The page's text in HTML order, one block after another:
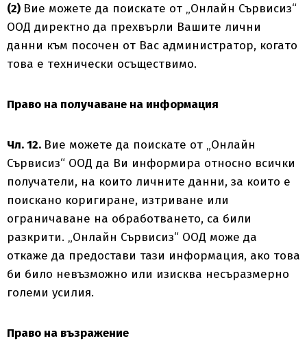
(2) Вие можете да поискате от „Онлайн Сървисиз“
ООД директно да прехвърли Вашите лични
данни към посочен от Вас администратор, когато
това е технически осъществимо.
Право на получаване на информация
Чл. 12. Вие можете да поискате от „Онлайн
Сървисиз“ ООД да Ви информира относно всички
получатели, на които личните данни, за които е
поискано коригиране, изтриване или
ограничаване на обработването, са били
разкрити. „Онлайн Сървисиз“ ООД може да
откаже да предостави тази информация, ако това
би било невъзможно или изисква несъразмерно
големи усилия.
Право на възражение